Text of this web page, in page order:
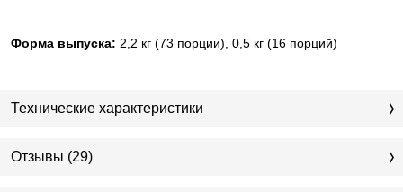
Форма выпуска: 2,2 кг (73 порции), 0,5 кг (16 порций)
Технические характеристики
Отзывы (29)